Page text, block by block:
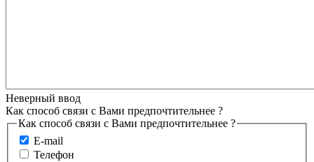
Неверный ввод
Как способ связи с Вами предпочтительнее ?
Как способ связи с Вами предпочтительнее ?
E-mail
Телефон